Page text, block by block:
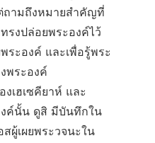
ถามถึงหมายสำคัญที่
รงปล่อยพระองค์ไว้
ระองค์ และเพื่อรู้พระ
พระองค์
เฮเซคียาห์ และ
ค์นั้น ดูสิ มีบันทึกใน
ผู้เผยพระวจนะใน